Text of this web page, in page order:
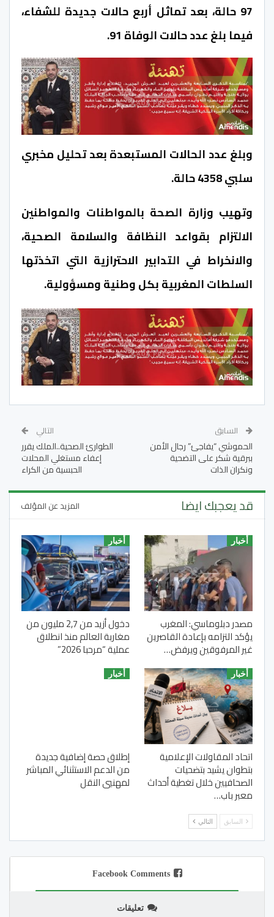
97 حالة، بعد تماثل أربع حالات جديدة للشفاء،
فيما بلغ عدد حالات الوفاة 91.
وبلغ عدد الحالات المستبعدة بعد تحليل مخبري
سلبي 4358 حالة.
وتهيب وزارة الصحة بالمواطنات والمواطنين
الالتزام بقواعد النظافة والسلامة الصحية،
والانخراط في التدابير الاحترازية التي اتخذتها
السلطات المغربية بكل وطنية ومسؤولية.
السابق
الحموشي “يفاجئ” رجال الأمن
ببرقية شكر علی التضحیة
ونكران الذات
التالي
الطوارئ الصحية..الملك يقرر
إعفاء مستغلي المحلات
الحبسية من الكراء
قد يعجبك ايضا المزيد عن المؤلف
أخبار
مصدر دبلوماسي: المغرب
يؤكد التزامه بإعادة القاصرين
غير المرفوقين ويرفض…
أخبار
دخول أزيد من 2,7 مليون من
مغاربة العالم منذ انطلاق
عملية “مرحبا 2026”
أخبار
اتحاد المقاولات الإعلامية
بتطوان يشيد بتضحيات
الصحافيين خلال تغطية أحداث
معبر باب…
أخبار
إطلاق حصة إضافية جديدة
من الدعم الاستثنائي المباشر
لمهنيي النقل
السابق التالي
Facebook Comments
تعليقات